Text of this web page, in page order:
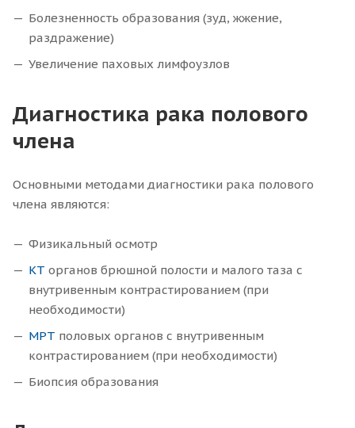
Болезненность образования (зуд, жжение,
раздражение)
Увеличение паховых лимфоузлов
Диагностика рака полового
члена
Основными методами диагностики рака полового
члена являются:
Физикальный осмотр
КТ органов брюшной полости и малого таза с
внутривенным контрастированием (при
необходимости)
МРТ половых органов с внутривенным
контрастированием (при необходимости)
Биопсия образования